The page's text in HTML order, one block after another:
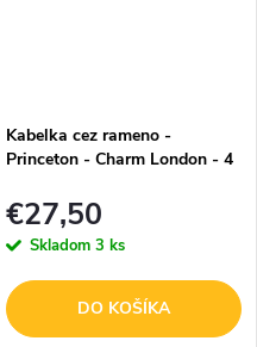
Kabelka cez rameno -
Princeton - Charm London - 4
€27,50
Skladom 3 ks
DO KOŠÍKA